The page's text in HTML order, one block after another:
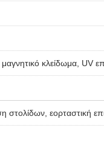
κλείδωμα, UV
εορταστική